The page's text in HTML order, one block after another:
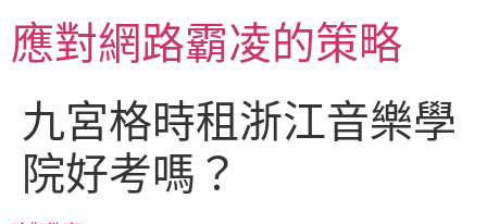
主應對網路霸凌的策略
九宮格時租浙江音樂學
院好考嗎？